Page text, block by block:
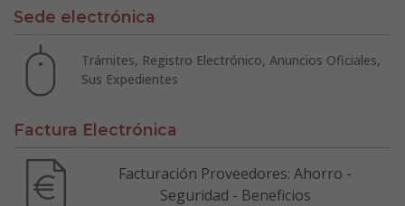
Sede electrónica
Trámites, Registro Electrónico, Anuncios Oficiales,
Sus Expedientes
Factura Electrónica
Facturación Proveedores: Ahorro -
Seguridad - Beneficios